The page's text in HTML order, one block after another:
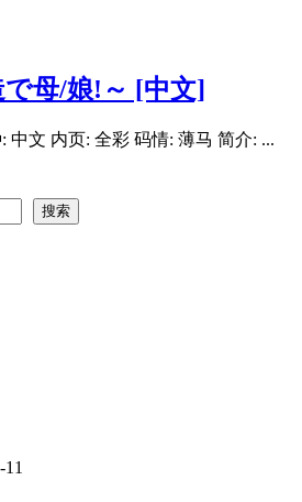
母/娘!～ [中文]
中文 内页: 全彩 码情: 薄马 简介: ...
搜索
11